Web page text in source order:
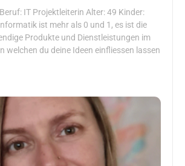
IT Projektleiterin Alter: 49 Kinder:
ist mehr als 0 und 1, es ist die
Produkte und Dienstleistungen im
welchen du deine Ideen einfliessen lassen